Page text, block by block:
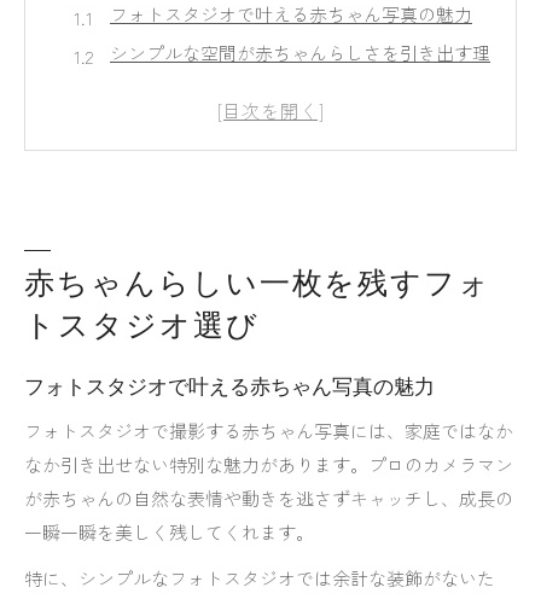
フォトスタジオで叶える赤ちゃん写真の魅力
シンプルな空間が赤ちゃんらしさを引き出す理
安いフォトスタジオ選びの失敗しないポイント
シンプル空間で叶う自然な赤ちゃん撮影の魅力
白背景のフォトスタジオが選ばれる理由
ト
おしゃれで落ち着いたフォトスタジオの魅力解
説
無地背景のスタジオで自然な笑顔を引き出す方
法
フォトスタジオで赤ちゃん撮影が思い出になる
赤ちゃんらしい一枚を残すフォ
トスタジオ選び
フォトスタジオで叶える赤ちゃん写真の魅力
フォトスタジオで撮影する赤ちゃん写真には、家庭ではなか
なか引き出せない特別な魅力があります。プロのカメラマン
が赤ちゃんの自然な表情や動きを逃さずキャッチし、成長の
一瞬一瞬を美しく残してくれます。
特に、シンプルなフォトスタジオでは余計な装飾がないた